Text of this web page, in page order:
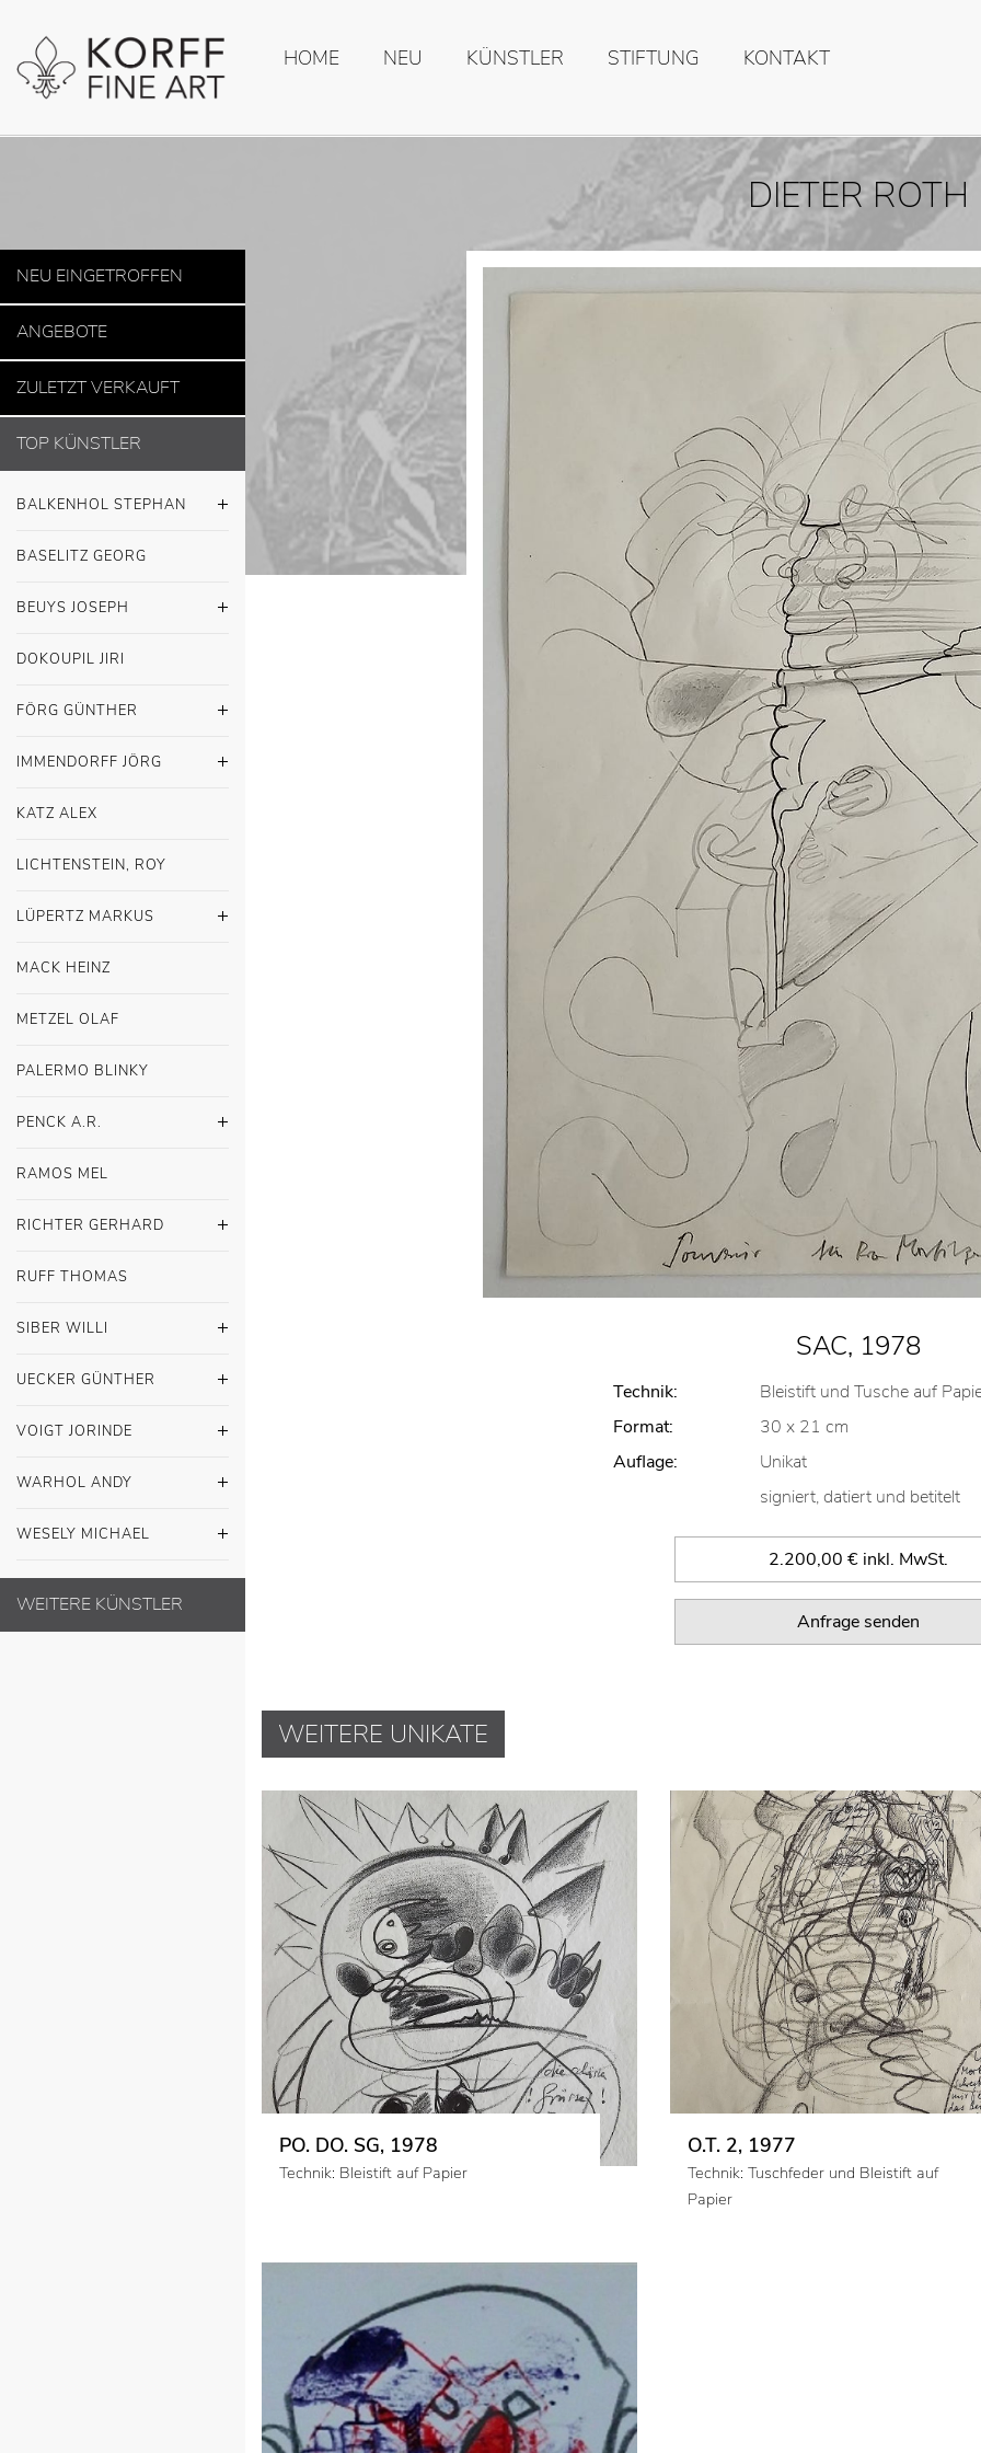
HOME NEU KÜNSTLER STIFTUNG KONTAKT
NEU EINGETROFFEN
ANGEBOTE
ZULETZT VERKAUFT
TOP KÜNSTLER
BALKENHOL STEPHAN
BASELITZ GEORG
BEUYS JOSEPH
DOKOUPIL JIRI
FÖRG GÜNTHER
IMMENDORFF JÖRG
KATZ ALEX
LICHTENSTEIN, ROY
LÜPERTZ MARKUS
MACK HEINZ
METZEL OLAF
PALERMO BLINKY
PENCK A.R.
RAMOS MEL
RICHTER GERHARD
RUFF THOMAS
SIBER WILLI
UECKER GÜNTHER
VOIGT JORINDE
WARHOL ANDY
WESELY MICHAEL
WEITERE KÜNSTLER
DIETER ROTH
SAC, 1978
Technik:
Bleistift und Tusche auf
Format:
30 x 21 cm
Auflage:
Unikat
signiert, datiert und betitelt
2.200,00 € inkl. MwSt.
Anfrage senden
WEITERE UNIKATE
PO. DO. SG, 1978
Technik: Bleistift auf Papier
O.T. 2, 1977
Technik: Tuschfeder und Bleistift auf
Papier